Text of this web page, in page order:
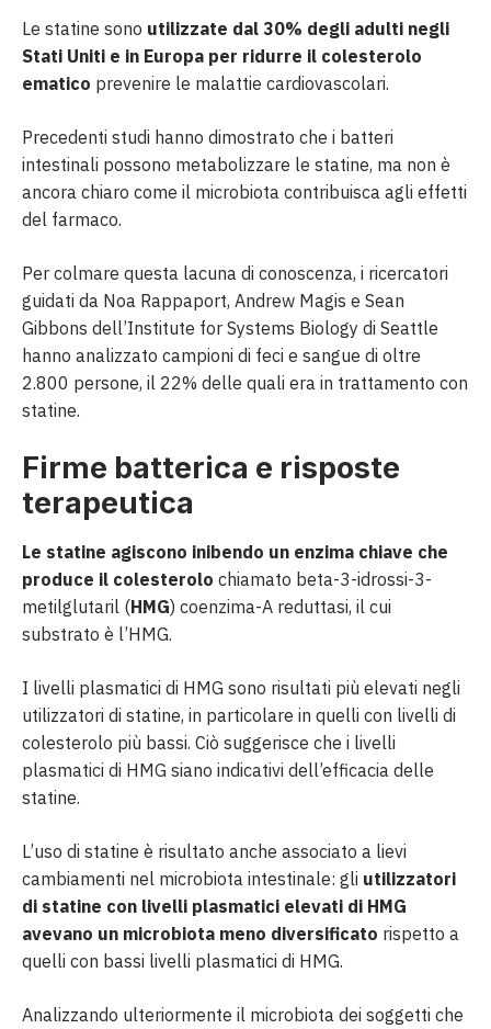
Le statine sono utilizzate dal 30% degli adulti negli
Stati Uniti e in Europa per ridurre il colesterolo
ematico prevenire le malattie cardiovascolari.
Precedenti studi hanno dimostrato che i batteri
intestinali possono metabolizzare le statine, ma non è
ancora chiaro come il microbiota contribuisca agli effetti
del farmaco.
Per colmare questa lacuna di conoscenza, i ricercatori
guidati da Noa Rappaport, Andrew Magis e Sean
Gibbons dell’Institute for Systems Biology di Seattle
hanno analizzato campioni di feci e sangue di oltre
2.800 persone, il 22% delle quali era in trattamento con
statine.
Firme batterica e risposte
terapeutica
Le statine agiscono inibendo un enzima chiave che
produce il colesterolo chiamato beta-3-idrossi-3-
metilglutaril (HMG) coenzima-A reduttasi, il cui
substrato è l’HMG.
I livelli plasmatici di HMG sono risultati più elevati negli
utilizzatori di statine, in particolare in quelli con livelli di
colesterolo più bassi. Ciò suggerisce che i livelli
plasmatici di HMG siano indicativi dell’efficacia delle
statine.
L’uso di statine è risultato anche associato a lievi
cambiamenti nel microbiota intestinale: gli utilizzatori
di statine con livelli plasmatici elevati di HMG
avevano un microbiota meno diversificato rispetto a
quelli con bassi livelli plasmatici di HMG.
Analizzando ulteriormente il microbiota dei soggetti che